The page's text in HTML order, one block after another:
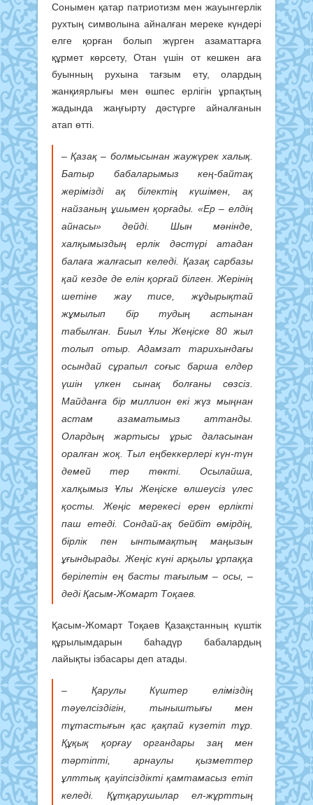
Сонымен қатар патриотизм мен жауынгерлік
рухтың символына айналған мереке күндері
елге қорған болып жүрген азаматтарға
құрмет көрсету, Отан үшін от кешкен аға
буынның рухына тағзым ету, олардың
жанқиярлығы мен өшпес ерлігін ұрпақтың
жадында жаңғырту дәстүрге айналғанын
атап өтті.
– Қазақ – болмысынан жаужүрек халық.
Батыр бабаларымыз кең-байтақ
жерімізді ақ білектің күшімен, ақ
найзаның ұшымен қорғады. «Ер – елдің
айнасы» дейді. Шын мәнінде,
халқымыздың ерлік дәстүрі атадан
балаға жалғасып келеді. Қазақ сарбазы
қай кезде де елін қорғай білген. Жерінің
шетіне жау тисе, жұдырықтай
жұмылып бір тудың астынан
табылған. Биыл Ұлы Жеңіске 80 жыл
толып отыр. Адамзат тарихындағы
осындай сұрапыл соғыс барша елдер
үшін үлкен сынақ болғаны сөзсіз.
Майданға бір миллион екі жүз мыңнан
астам азаматымыз аттанды.
Олардың жартысы ұрыс даласынан
оралған жоқ. Тыл еңбеккерлері күн-түн
демей тер төкті. Осылайша,
халқымыз Ұлы Жеңіске өлшеусіз үлес
қосты. Жеңіс мерекесі ерен ерлікті
паш етеді. Сондай-ақ бейбіт өмірдің,
бірлік пен ынтымақтың маңызын
ұғындырады. Жеңіс күні арқылы ұрпаққа
берілетін ең басты тағылым – осы, –
деді Қасым-Жомарт Тоқаев.
Қасым-Жомарт Тоқаев Қазақстанның күштік
құрылымдарын баһадүр бабалардың
лайықты ізбасары деп атады.
– Қарулы Күштер еліміздің
тәуелсіздігін, тыныштығы мен
тұтастығын қас қақпай күзетіп тұр.
Құқық қорғау органдары заң мен
тәртіпті, арнаулы қызметтер
ұлттық қауіпсіздікті қамтамасыз етіп
келеді. Құтқарушылар ел-жұрттың